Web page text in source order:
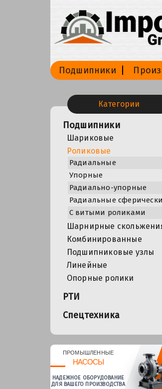
Подшипники
Категории
Подшипники
Шариковые
Роликовые
Радиальные
Упорные
Радиально-упорные
Радиальные
С витыми роликами
Шарнирные
Комбинированные
Подшипниковые узлы
Линейные
Опорные ролики
РТИ
Спецтехника
ПРОМЫШЛЕННЫЕ
НАСОСЫ
НАДЕЖНОЕ ОБОРУДОВАНИЕ
ДЛЯ ВАШЕГО ПРОИЗВОДСТВА